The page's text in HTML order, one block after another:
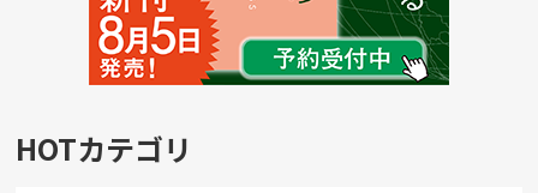
HOTカテゴリ